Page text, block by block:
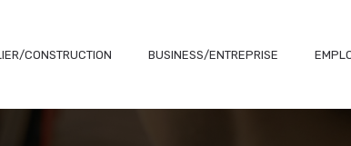
CONSTRUCTION BUSINESS/ENTREPRISE